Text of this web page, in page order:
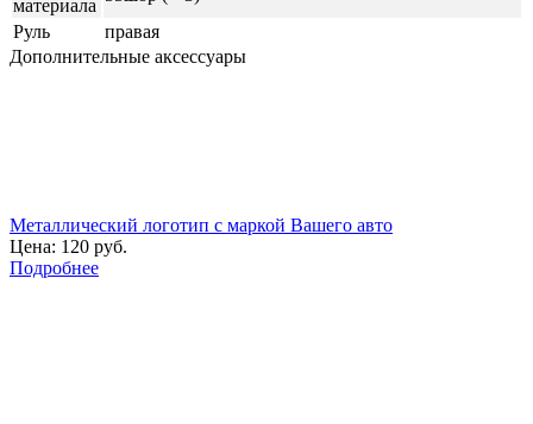
материала
Руль
правая
Дополнительные аксессуары
Металлический логотип с маркой Вашего авто
Цена: 120 руб.
Подробнее